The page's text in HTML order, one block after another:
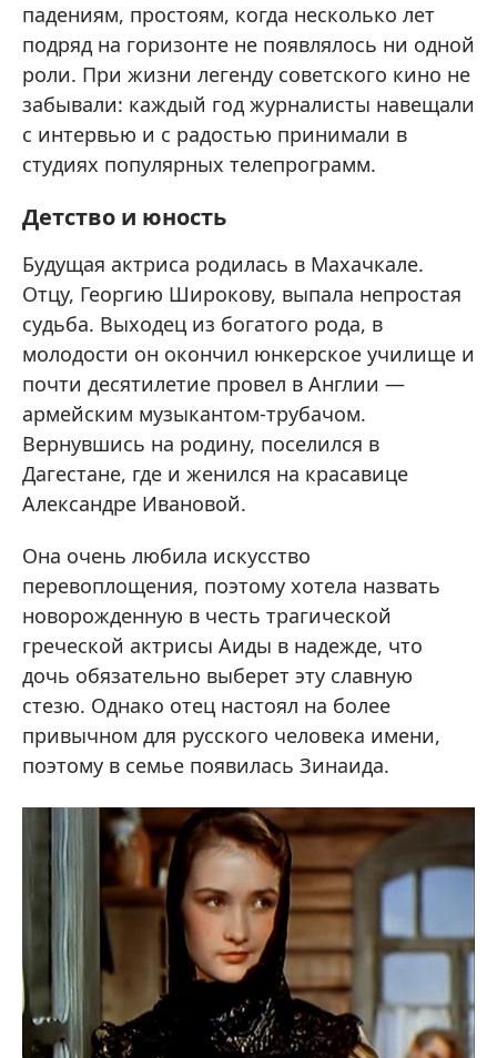
падениям, простоям, когда несколько лет
подряд на горизонте не появлялось ни одной
роли. При жизни легенду советского кино не
забывали: каждый год журналисты навещали
с интервью и с радостью принимали в
студиях популярных телепрограмм.
Детство и юность
Будущая актриса родилась в Махачкале.
Отцу, Георгию Широкову, выпала непростая
судьба. Выходец из богатого рода, в
молодости он окончил юнкерское училище и
почти десятилетие провел в Англии —
армейским музыкантом-трубачом.
Вернувшись на родину, поселился в
Дагестане, где и женился на красавице
Александре Ивановой.
Она очень любила искусство
перевоплощения, поэтому хотела назвать
новорожденную в честь трагической
греческой актрисы Аиды в надежде, что
дочь обязательно выберет эту славную
стезю. Однако отец настоял на более
привычном для русского человека имени,
поэтому в семье появилась Зинаида.